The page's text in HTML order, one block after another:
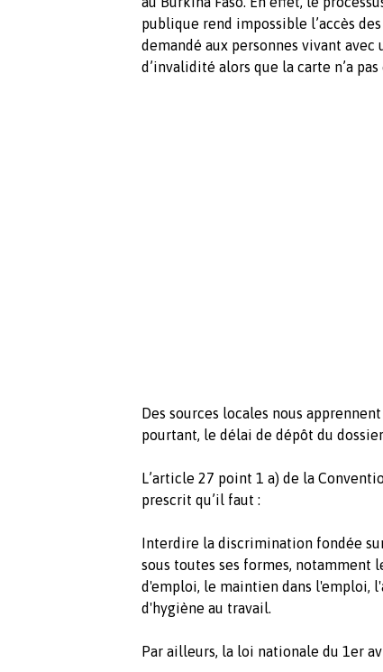
publique rend impossible l’accès
demandé aux personnes vivant avec
d’invalidité alors que la carte n’a
Des sources locales nous
pourtant, le délai de dépôt du
L’article 27 point 1 a) de la
prescrit qu’il faut :
Interdire la discrimination fondée
sous toutes ses formes, notamment
d'emploi, le maintien dans l'emploi,
d'hygiène au travail.
Par ailleurs, la loi nationale du 1er